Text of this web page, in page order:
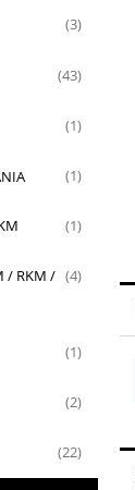
(3)
(43)
(1)
(1)
(1)
/ RKM / (4)
(1)
(2)
(22)